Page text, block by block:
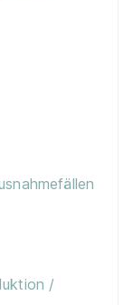
E center
/